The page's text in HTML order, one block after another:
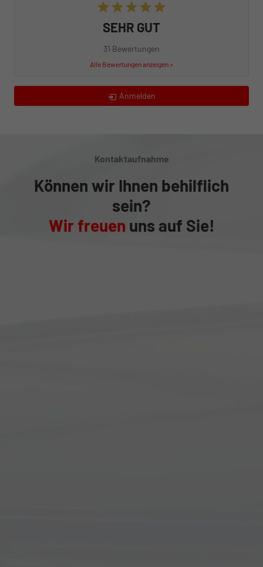
SEHR GUT
31 Bewertungen
Alle Bewertungen anzeigen >
Anmelden
Kontaktaufnahme
Können wir Ihnen behilflich
sein?
Wir freuen uns auf Sie!